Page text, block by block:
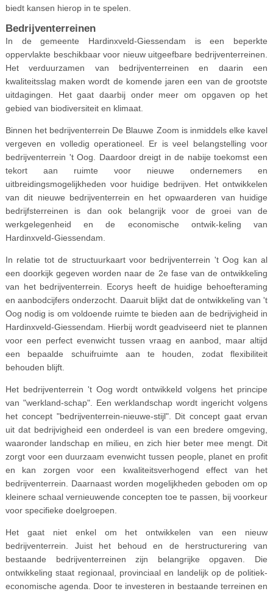
biedt kansen hierop in te spelen.
Bedrijventerreinen
In de gemeente Hardinxveld-Giessendam is een beperkte
oppervlakte beschikbaar voor nieuw uitgeefbare bedrijventerreinen.
Het verduurzamen van bedrijventerreinen en daarin een
kwaliteitsslag maken wordt de komende jaren een van de grootste
uitdagingen. Het gaat daarbij onder meer om opgaven op het
gebied van biodiversiteit en klimaat.
Binnen het bedrijventerrein De Blauwe Zoom is inmiddels elke kavel
vergeven en volledig operationeel. Er is veel belangstelling voor
bedrijventerrein 't Oog. Daardoor dreigt in de nabije toekomst een
tekort aan ruimte voor nieuwe ondernemers en
uitbreidingsmogelijkheden voor huidige bedrijven. Het ontwikkelen
van dit nieuwe bedrijventerrein en het opwaarderen van huidige
bedrijfsterreinen is dan ook belangrijk voor de groei van de
werkgelegenheid en de economische ontwik-keling van
Hardinxveld-Giessendam.
In relatie tot de structuurkaart voor bedrijventerrein 't Oog kan al
een doorkijk gegeven worden naar de 2e fase van de ontwikkeling
van het bedrijventerrein. Ecorys heeft de huidige behoefteraming
en aanbodcijfers onderzocht. Daaruit blijkt dat de ontwikkeling van 't
Oog nodig is om voldoende ruimte te bieden aan de bedrijvigheid in
Hardinxveld-Giessendam. Hierbij wordt geadviseerd niet te plannen
voor een perfect evenwicht tussen vraag en aanbod, maar altijd
een bepaalde schuifruimte aan te houden, zodat flexibiliteit
behouden blijft.
Het bedrijventerrein 't Oog wordt ontwikkeld volgens het principe
van "werkland-schap". Een werklandschap wordt ingericht volgens
het concept "bedrijventerrein-nieuwe-stijl". Dit concept gaat ervan
uit dat bedrijvigheid een onderdeel is van een bredere omgeving,
waaronder landschap en milieu, en zich hier beter mee mengt. Dit
zorgt voor een duurzaam evenwicht tussen people, planet en profit
en kan zorgen voor een kwaliteitsverhogend effect van het
bedrijventerrein. Daarnaast worden mogelijkheden geboden om op
kleinere schaal vernieuwende concepten toe te passen, bij voorkeur
voor specifieke doelgroepen.
Het gaat niet enkel om het ontwikkelen van een nieuw
bedrijventerrein. Juist het behoud en de herstructurering van
bestaande bedrijventerreinen zijn belangrijke opgaven. Die
ontwikkeling staat regionaal, provinciaal en landelijk op de politiek-
economische agenda. Door te investeren in bestaande terreinen en